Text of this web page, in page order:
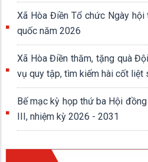
Xã Hòa Điền Tổ chức Ngày hội
quốc năm 2026
Xã Hòa Điền thăm, tặng quà
vụ quy tập, tìm kiếm hài cốt liệt
Bế mạc kỳ họp thứ ba Hội
III, nhiệm kỳ 2026 - 2031